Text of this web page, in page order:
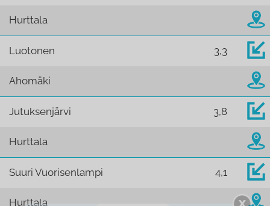
Hurttala
Luotonen 3,3
Ahomäki
Jutuksenjärvi 3,8
Hurttala
Suuri Vuorisenlampi 4,1
Hurttala